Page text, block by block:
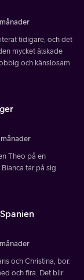
tidigare, och det
mycket älskade
och känslosam
Theo på en
tar på sig
och Christina, bor.
och fira. Det blir